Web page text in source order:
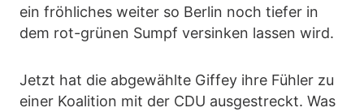
ein fröhliches weiter so Berlin noch tiefer in
dem rot-grünen Sumpf versinken lassen wird.
Jetzt hat die abgewählte Giffey ihre Fühler zu
einer Koalition mit der CDU ausgestreckt. Was